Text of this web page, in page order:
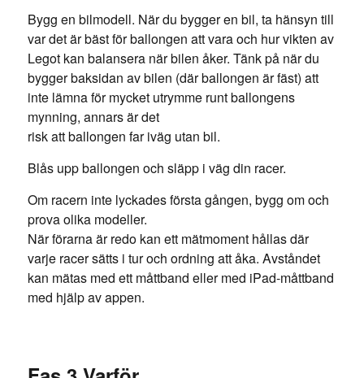
Bygg en bilmodell. När du bygger en bil, ta hänsyn till
var det är bäst för ballongen att vara och hur vikten av
Legot kan balansera när bilen åker. Tänk på när du
bygger baksidan av bilen (där ballongen är fäst) att
inte lämna för mycket utrymme runt ballongens
mynning, annars är det
risk att ballongen far iväg utan bil.
Blås upp ballongen och släpp i väg din racer.
Om racern inte lyckades första gången, bygg om och
prova olika modeller.
När förarna är redo kan ett mätmoment hållas där
varje racer sätts i tur och ordning att åka. Avståndet
kan mätas med ett måttband eller med iPad-måttband
med hjälp av appen.